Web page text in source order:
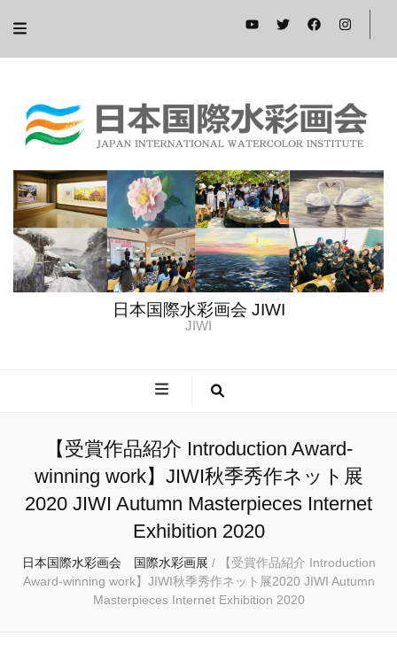
日本国際水彩画会 JIWI
JIWI
【受賞作品紹介 Introduction Award-
winning work】JIWI秋季秀作ネット展
2020 JIWI Autumn Masterpieces Internet
Exhibition 2020
日本国際水彩画会 国際水彩画展 /
【受賞作品紹介 Introduction
Award-winning work】JIWI秋季秀作ネット展2020 JIWI Autumn
Masterpieces Internet Exhibition 2020